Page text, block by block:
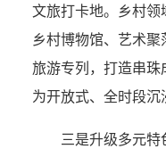
文旅打卡地。乡村领
乡村博物馆、艺术聚
旅游专列，打造串
为开放式、全时段沉
三是升级多元